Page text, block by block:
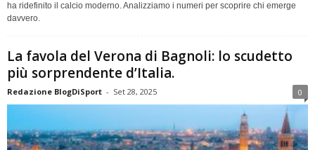
ha ridefinito il calcio moderno. Analizziamo i numeri per scoprire chi emerge
davvero.
La favola del Verona di Bagnoli: lo scudetto
più sorprendente d’Italia.
Redazione BlogDiSport - Set 28, 2025 0